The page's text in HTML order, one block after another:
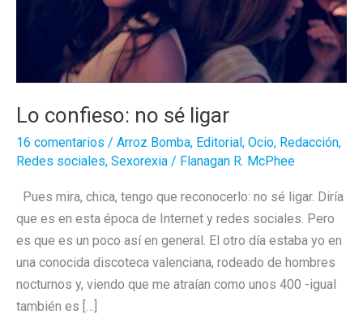
Lo confieso: no sé ligar
16 comentarios / Arroz Bomba, Editorial, Ocio, Redacción,
Redes sociales, Sexorexia / Flanagan R. McPhee
Pues mira, chica, tengo que reconocerlo: no sé ligar. Diría
que es en esta época de Internet y redes sociales. Pero
es que es un poco así en general. El otro día estaba yo en
una conocida discoteca valenciana, rodeado de hombres
nocturnos y, viendo que me atraían como unos 400 -igual
también es […]